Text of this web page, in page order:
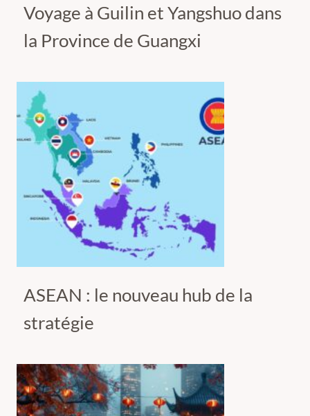
Voyage à Guilin et Yangshuo dans
la Province de Guangxi
ASEAN : le nouveau hub de la
stratégie